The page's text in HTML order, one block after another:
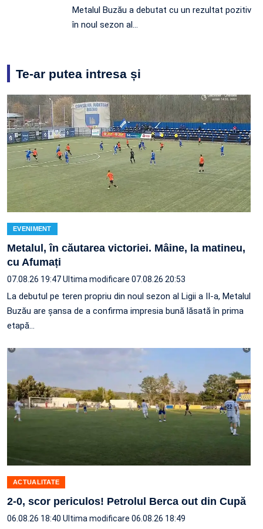
Metalul Buzău a debutat cu un rezultat pozitiv
în noul sezon al…
Te-ar putea intresa și
EVENIMENT
Metalul, în căutarea victoriei. Mâine, la matineu,
cu Afumați
07.08.26 19:47Ultima modificare 07.08.26 20:53
La debutul pe teren propriu din noul sezon al Ligii a II-a, Metalul
Buzău are șansa de a confirma impresia bună lăsată în prima
etapă…
ACTUALITATE
2-0, scor periculos! Petrolul Berca out din Cupă
06.08.26 18:40 Ultima modificare 06.08.26 18:49